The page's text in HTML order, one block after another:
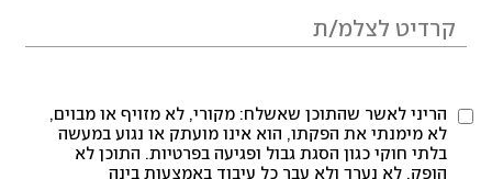
הריני לאשר שהתוכן שאשלח: מקורי, לא מזויף או מבוים,
לא מימנתי את הפקתו, הוא אינו מועתק או נגוע במעשה
בלתי חוקי כגון הסגת גבול ופגיעה בפרטיות. התוכן לא
הופק, לא נערך ולא עבר כל עיבוד באמצעות בינה